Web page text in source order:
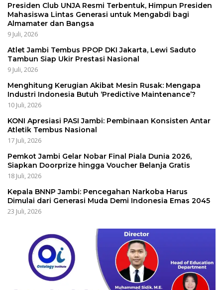
Presiden Club UNJA Resmi Terbentuk, Himpun Presiden
Mahasiswa Lintas Generasi untuk Mengabdi bagi
Almamater dan Bangsa
9 Juli, 2026
Atlet Jambi Tembus PPOP DKI Jakarta, Lewi Saduto
Tambun Siap Ukir Prestasi Nasional
9 Juli, 2026
Menghitung Kerugian Akibat Mesin Rusak: Mengapa
Industri Indonesia Butuh ‘Predictive Maintenance’?
10 Juli, 2026
KONI Apresiasi PASI Jambi: Pembinaan Konsisten Antar
Atletik Tembus Nasional
17 Juli, 2026
Pemkot Jambi Gelar Nobar Final Piala Dunia 2026,
Siapkan Doorprize hingga Voucher Belanja Gratis
18 Juli, 2026
Kepala BNNP Jambi: Pencegahan Narkoba Harus
Dimulai dari Generasi Muda Demi Indonesia Emas 2045
23 Juli, 2026